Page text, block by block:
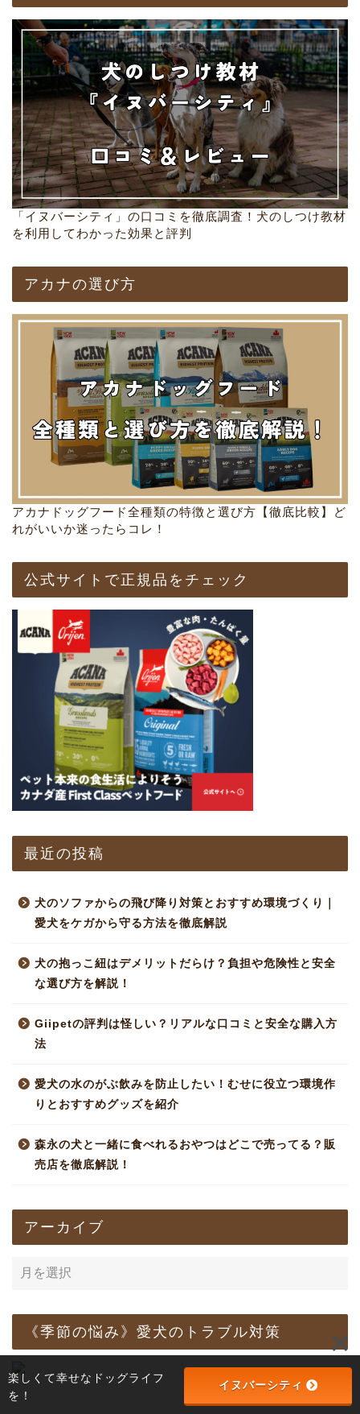
「イヌバーシティ」の口コミを徹底調査！犬のしつけ教材
を利用してわかった効果と評判
アカナの選び方
アカナドッグフード全種類の特徴と選び方【徹底比較】ど
れがいいか迷ったらコレ！
公式サイトで正規品をチェック
最近の投稿
犬のソファからの飛び降り対策とおすすめ環境づくり｜
愛犬をケガから守る方法を徹底解説
犬の抱っこ紐はデメリットだらけ？負担や危険性と安全
な選び方を解説！
Giipetの評判は怪しい？リアルな口コミと安全な購入方
法
愛犬の水のがぶ飲みを防止したい！むせに役立つ環境作
りとおすすめグッズを紹介
森永の犬と一緒に食べれるおやつはどこで売ってる？販
売店を徹底解説！
アーカイブ
《季節の悩み》愛犬のトラブル対策
楽しくて幸せなドッグライフ
を！
イヌバーシティ